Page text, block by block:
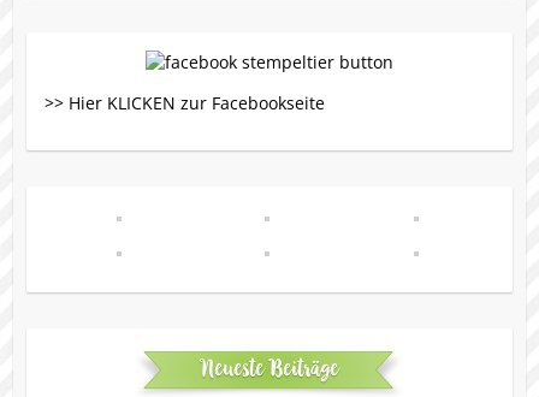
>> Hier KLICKEN zur Facebookseite
Neueste Beiträge